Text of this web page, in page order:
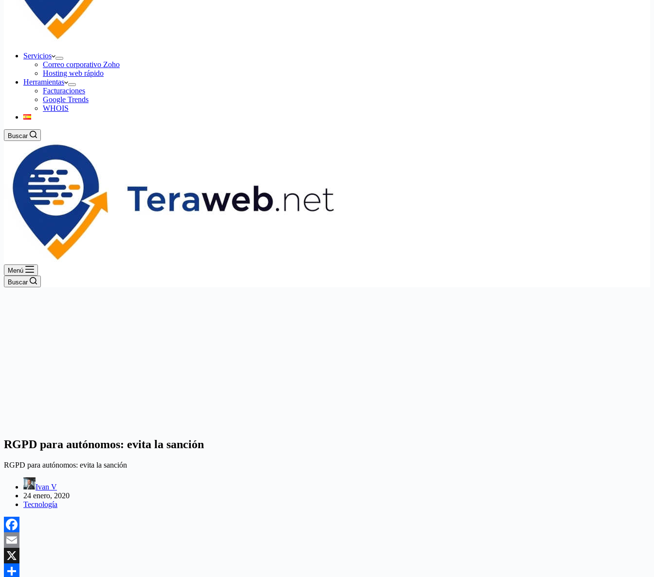
Servicios
Correo corporativo Zoho
Hosting web rápido
Herramientas
Facturaciones
Google Trends
WHOIS
Buscar
Menú
Buscar
RGPD para autónomos: evita la sanción
RGPD para autónomos: evita la sanción
Ivan V
24 enero, 2020
Tecnología
Facebook
Email
X